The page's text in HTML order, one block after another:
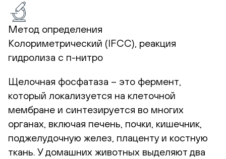
Метод определения
Колориметрический (IFCC), реакция
гидролиза с п-нитро
Щелочная фосфатаза – это фермент,
который локализуется на клеточной
мембране и синтезируется во многих
органах, включая печень, почки, кишечник,
поджелудочную желез, плаценту и костную
ткань. У домашних животных выделяют два